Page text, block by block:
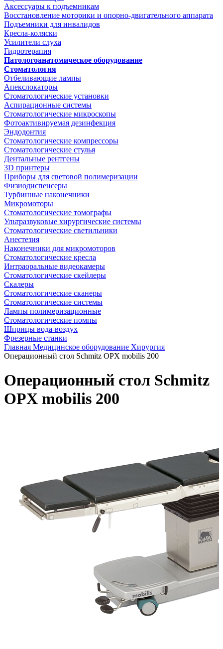
Аксессуары к подъемникам
Восстановление моторики и опорно-двигательного аппарата
Подъемники для инвалидов
Кресла-коляски
Усилители слуха
Гидротерапия
Патологоанатомическое оборудование
Стоматология
Отбеливающие лампы
Апекслокаторы
Стоматологические установки
Аспирационные системы
Стоматологические микроскопы
Фотоактивируемая дезинфекция
Эндодонтия
Стоматологические компрессоры
Стоматологические стулья
Дентальные рентгены
3D принтеры
Приборы для световой полимеризации
Физиодиспенсеры
Турбинные наконечники
Микромоторы
Стоматологические томографы
Ультразвуковые хирургические системы
Стоматологические светильники
Анестезия
Наконечники для микромоторов
Стоматологические кресла
Интраоральные видеокамеры
Стоматологические скейлеры
Скалеры
Стоматологические сканеры
Стоматологические системы
Лампы полимеризационные
Стоматологические помпы
Шприцы вода-воздух
Фрезерные станки
Главная Медицинское оборудование Хирургия
Операционный стол Schmitz OPX mobilis 200
Операционный стол Schmitz
OPX mobilis 200